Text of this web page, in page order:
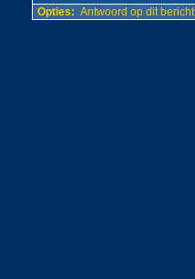
Opties: Antwoord op dit bericht